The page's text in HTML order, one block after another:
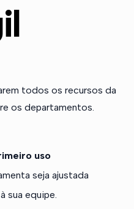
todos os recursos da
os departamentos.
uso
seja ajustada
sua equipe.